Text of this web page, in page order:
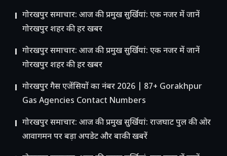
गोरखपुर समाचार: आज की प्रमुख सुर्खियां: एक नजर में जानें
गोरखपुर शहर की हर खबर
गोरखपुर समाचार: आज की प्रमुख सुर्खियां: एक नजर में जानें
गोरखपुर शहर की हर खबर
गोरखपुर गैस एजेंसियों का नंबर 2026 | 87+ Gorakhpur
Gas Agencies Contact Numbers
गोरखपुर समाचार: आज की प्रमुख सुर्खियां: राजघाट पुल की ओर
आवागमन पर बड़ा अपडेट और बाकी खबरें